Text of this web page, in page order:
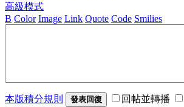
高級模式
B Color Image Link Quote Code Smilies
本版積分規則 發表回復 回帖並轉播